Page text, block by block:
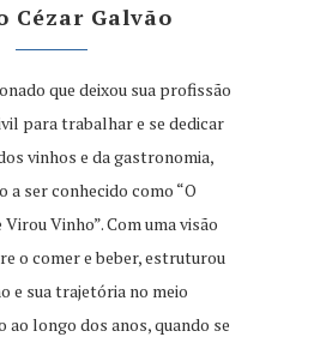
Cézar Galvão
que deixou sua profissão
para trabalhar e se dedicar
vinhos e da gastronomia,
a ser conhecido como “O
Vinho”. Com uma visão
o comer e beber, estruturou
e sua trajetória no meio
longo dos anos, quando se